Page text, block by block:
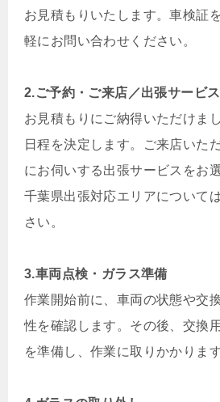
お見積もりいたします。車検証
軽にお問い合わせください。
2.ご予約・ご来店／出張サービス
お見積もりにご納得いただけま
日程を決定します。ご来店いた
にお伺いする出張サービスをお
千葉県出張対応エリアについて
さい。
3.車両点検・ガラス準備
作業開始前に、車両の状態や交
性を確認します。その後、交換
を準備し、作業に取りかかります